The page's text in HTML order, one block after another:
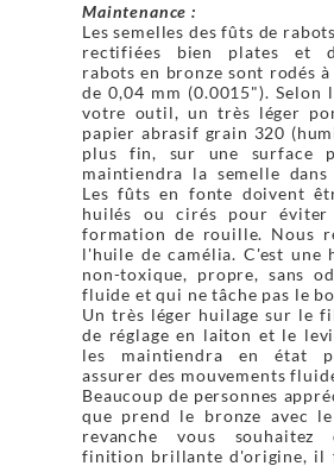
Maintenance :
Les semelles des fûts de
rectifiées bien plates et
rabots en bronze sont rodés
de 0,04 mm (0.0015").
votre outil, un très léger
papier abrasif grain 320
plus fin, sur une surface
maintiendra la semelle
Les fûts en fonte doivent
huilés ou cirés pour éviter
formation de rouille. Nous
l'huile de camélia. C'est une
non-toxique, propre, sans
fluide et qui ne tâche pas le
Un très léger huilage sur le
de réglage en laiton et le
les maintiendra en état
assurer des mouvements
Beaucoup de personnes
que prend le bronze avec
revanche vous souhaitez
finition brillante d'origine, il